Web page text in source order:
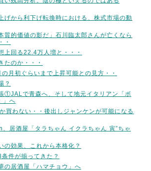
げから利下げ転換時における、株式市場の動
質的価値の影だ」石川臨太郎さんが亡くなら
・
上回る22.4万人増と・・・
たのか・・・
月初ぐらいまで上昇可能との見方・・
？
①JALで青森へ、そして地元イタリアン「ボ
」へ
買わない・・後出しジャンケンが可能になる
居酒屋「タラちゃん イクラちゃん 寅”ちゃ
の効果、これから本格化？
件が揃ってきた？
の居酒屋「ハマチョウ」へ